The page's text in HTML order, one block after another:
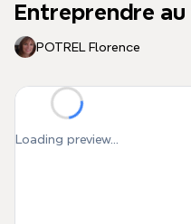
Entreprendre
POTREL Florence
Loading preview...